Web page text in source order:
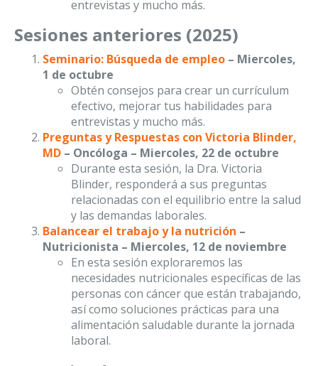
entrevistas y mucho más.
Sesiones anteriores (2025)
Seminario: Búsqueda de empleo – Miercoles,
1 de octubre
Obtén consejos para crear un currículum
efectivo, mejorar tus habilidades para
entrevistas y mucho más.
Preguntas y Respuestas con Victoria Blinder,
MD – Oncóloga – Miercoles, 22 de octubre
Durante esta sesión, la Dra. Victoria
Blinder, responderá a sus preguntas
relacionadas con el equilibrio entre la salud
y las demandas laborales.
Balancear el trabajo y la nutrición –
Nutricionista – Miercoles, 12 de noviembre
En esta sesión exploraremos las
necesidades nutricionales específicas de las
personas con cáncer que están trabajando,
así como soluciones prácticas para una
alimentación saludable durante la jornada
laboral.